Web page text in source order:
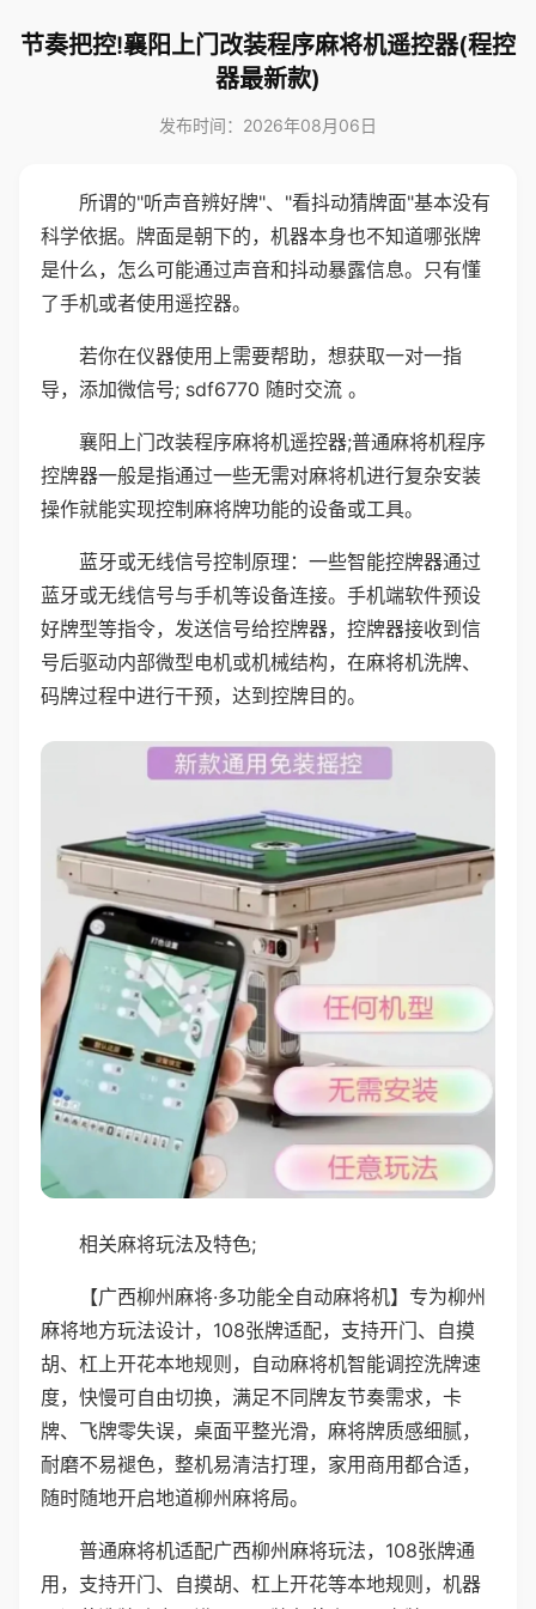
节奏把控!襄阳上门改装程序麻将机遥控器(程控
器最新款)
发布时间：2026年08月06日
所谓的"听声音辨好牌"、"看抖动猜牌面"基本没有
科学依据。牌面是朝下的，机器本身也不知道哪张牌
是什么，怎么可能通过声音和抖动暴露信息。只有懂
了手机或者使用遥控器。
若你在仪器使用上需要帮助，想获取一对一指
导，添加微信号; sdf6770 随时交流 。
襄阳上门改装程序麻将机遥控器;普通麻将机程序
控牌器一般是指通过一些无需对麻将机进行复杂安装
操作就能实现控制麻将牌功能的设备或工具。
蓝牙或无线信号控制原理：一些智能控牌器通过
蓝牙或无线信号与手机等设备连接。手机端软件预设
好牌型等指令，发送信号给控牌器，控牌器接收到信
号后驱动内部微型电机或机械结构，在麻将机洗牌、
码牌过程中进行干预，达到控牌目的。
相关麻将玩法及特色;
【广西柳州麻将·多功能全自动麻将机】专为柳州
麻将地方玩法设计，108张牌适配，支持开门、自摸
胡、杠上开花本地规则，自动麻将机智能调控洗牌速
度，快慢可自由切换，满足不同牌友节奏需求，卡
牌、飞牌零失误，桌面平整光滑，麻将牌质感细腻，
耐磨不易褪色，整机易清洁打理，家用商用都合适，
随时随地开启地道柳州麻将局。
普通麻将机适配广西柳州麻将玩法，108张牌通
用，支持开门、自摸胡、杠上开花等本地规则，机器